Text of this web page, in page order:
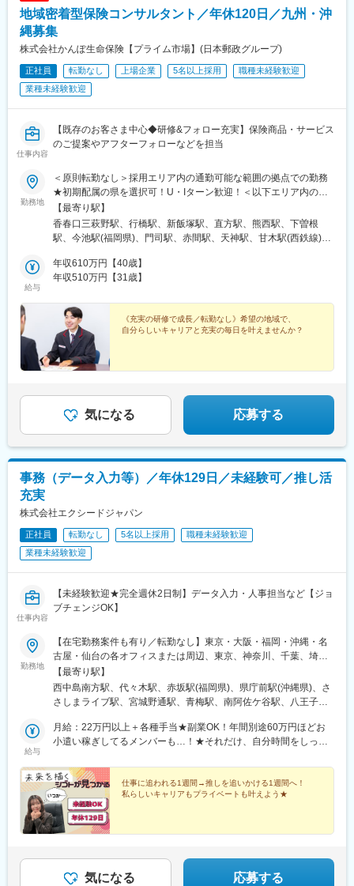
城下駅(岡山県)、広電本社前駅、天満駅
手柄山平和公園駅、有馬温泉駅、加古川駅、鳴門駅、二階堂駅、
打田駅、備前西市駅、新尾道駅、江波駅、伴中央駅、福山駅、安
芸阿賀駅、東広島駅、山口駅(山口県)、周防久保駅、岩国駅、長府
駅、農学部前駅、石井駅(徳島県)、介良通駅、下曽根駅、福間駅、
遠賀野駅、天神駅、御井駅、下山門駅、筑前山家駅、東甘木駅、
西小倉駅、陣原駅、貝塚駅(福岡県)、天道駅、折尾駅、南行橋駅、
久保田駅(佐賀県)、山本駅(佐賀県)、大塔駅、西諫早駅、平成駅、
分県)、敷戸駅、三重町駅、豊後豊岡駅、五十市駅、田吉駅、旭ケ
丘駅(宮崎県)、日向住吉駅、矢岳駅、錦江駅、広木駅、坂之上駅、
丁目駅、新子安駅、長島駅、泉大津駅、大石駅、萩原駅(福岡県)、
向原駅(東京都)
地域密着型保険コンサルタント／年休120日／九州・沖
縄募集
株式会社かんぽ生命保険【プライム市場】(日本郵政グループ)
正社員 転勤なし 上場企業 5名以上採用
職種未経験歓迎
業種未経験歓迎
仕事内容
【既存のお客さま中心◆研修&フォロー充実】保険商品・サービス
のご提案やアフターフォローなどを担当
勤務地
＜原則転勤なし＞採用エリア内の通勤可能な範囲の拠点での勤務
★初期配属の県を選択可！U・Iターン歓迎！＜以下エリア内の郵
便局内に設置されたかんぽサービス部＞■九州エリア：福岡県、佐
賀県、長崎県、大分県、宮崎県、鹿児島県、熊本県■沖縄エリア：
沖縄県※基本的にスクーターまたはバイク、一部エリアは車で営業
社から3カ月間、研修センター等での育成プログラムに参加 育児
等の家庭事情があり、参加が難しい場合はリモートプログラムと
スあり）
【最寄り駅】
香春口三萩野駅、行橋駅、新飯塚駅、直方駅、熊西駅、下曽根
駅、今池駅(福岡県)、門司駅、赤間駅、天神駅、甘木駅(西鉄線)、
羽犬塚駅、大牟田駅、御井駅、佐賀駅、武雄温泉駅、唐津駅、伊
万里駅、鳥栖駅、五島町駅、霊丘公園体育館駅、本諫早駅、大学
角駅、木葉駅、玉名駅、人吉温泉駅、宮地駅、川尻駅(熊本県)、健
軍校前駅、光の森駅、大分駅、佐伯駅、中津駅(大分県)、日田駅、
宇佐駅、別府駅(大分県)、鶴崎駅、延岡駅、西都城駅、宮崎駅、油
津駅、小林駅(宮崎県)、日向新富駅、高見橋駅、川内駅(鹿児島
県)、志布志駅、枕崎駅、宮ケ浜駅、国分駅(鹿児島県)、谷山駅(指
浦添前田駅、旦過駅、西鉄福岡駅、甘木駅(甘木鉄道線)、桜並木
駅、梅林駅(福岡県)、長崎駅前駅、島原船津駅、原爆資料館駅、佐
世保中央駅、新町駅(熊本県)、人吉駅、鹿児島中央駅前駅、市役所
前駅(鹿児島県)、奥武山公園駅、天神南駅、雑餉隈駅、桜町駅(長
崎県)、浦上駅前駅、佐世保駅、西辛島町駅、鹿児島中央駅、いづ
ろ通駅
給与
年収610万円【40歳】
年収510万円【31歳】
《充実の研修で成長／転勤なし》希望の地域で、
自分らしいキャリアと充実の毎日を叶えませんか？
気になる 応募する
事務（データ入力等）／年休129日／未経験可／推し活
充実
株式会社エクシードジャパン
正社員 転勤なし 5名以上採用
職種未経験歓迎
業種未経験歓迎
仕事内容
【未経験歓迎★完全週休2日制】データ入力・人事担当など【ジョ
ブチェンジOK】
勤務地
【在宅勤務案件も有り／転勤なし】東京・大阪・福岡・沖縄・名
古屋・仙台の各オフィスまたは周辺、東京、神奈川、千葉、埼
玉、宮城、愛知、岐阜、静岡、三重、大阪、京都、兵庫、奈良、
滋賀、和歌山、福岡、佐賀、長崎、熊本、大分、宮崎、鹿児島、
沖縄の各勤務先★20名以上を採用予定！★豊富な選択肢の中か
界、旅行、美容、Webマーケターなど大手企業を含む様々な企
業。そのため色んな業界・職種へのチャレンジができます♪★受動
【最寄り駅】
西中島南方駅、代々木駅、赤坂駅(福岡県)、県庁前駅(沖縄県)、さ
さしまライブ駅、宮城野通駅、青梅駅、南阿佐ケ谷駅、八王子
駅、高輪台駅、芝公園駅、新橋駅、赤坂駅(東京都)、大門駅(東京
都)、日暮里駅(舎人ライナー)、三鷹駅、恵比寿駅、広尾駅、渋谷
駅(東京都)、末広町駅(東京都)、東京駅、九段下駅、麹町駅、神保
町駅、神田駅(東京都)、飯田橋駅、有楽町駅、綾瀬駅、北千住駅、
上野御徒町駅、蒲田駅、大森駅(東京都)、東銀座駅、日本橋駅(東
京都)、三越前駅、小伝馬町駅、八丁堀駅(東京都)、中野坂上駅、
中野駅(東京都)、町田駅、目黒駅、立会川駅、五反田駅、井の頭公
大崎駅、鶴見小野駅、三ツ沢下町駅、戸部駅、山手駅、井土ケ谷
駅、和田町駅、屏風浦駅、金沢文庫駅、新羽駅、戸塚駅、上永谷
給与
月給：22万円以上＋各種手当★副業OK！年間別途60万円ほどお
小遣い稼ぎしてるメンバーも…！★それだけ、自分時間をしっか
自分の為の時間を過ごしてください♪ ※経験・能力を考慮の上、
当社規定により優遇いたします。※月給には一律の職務手当（3万
5,000円）を含みます。
仕事に追われる1週間→推しを追いかける1週間へ！
私らしいキャリアもプライベートも叶えよう★
気になる 応募する